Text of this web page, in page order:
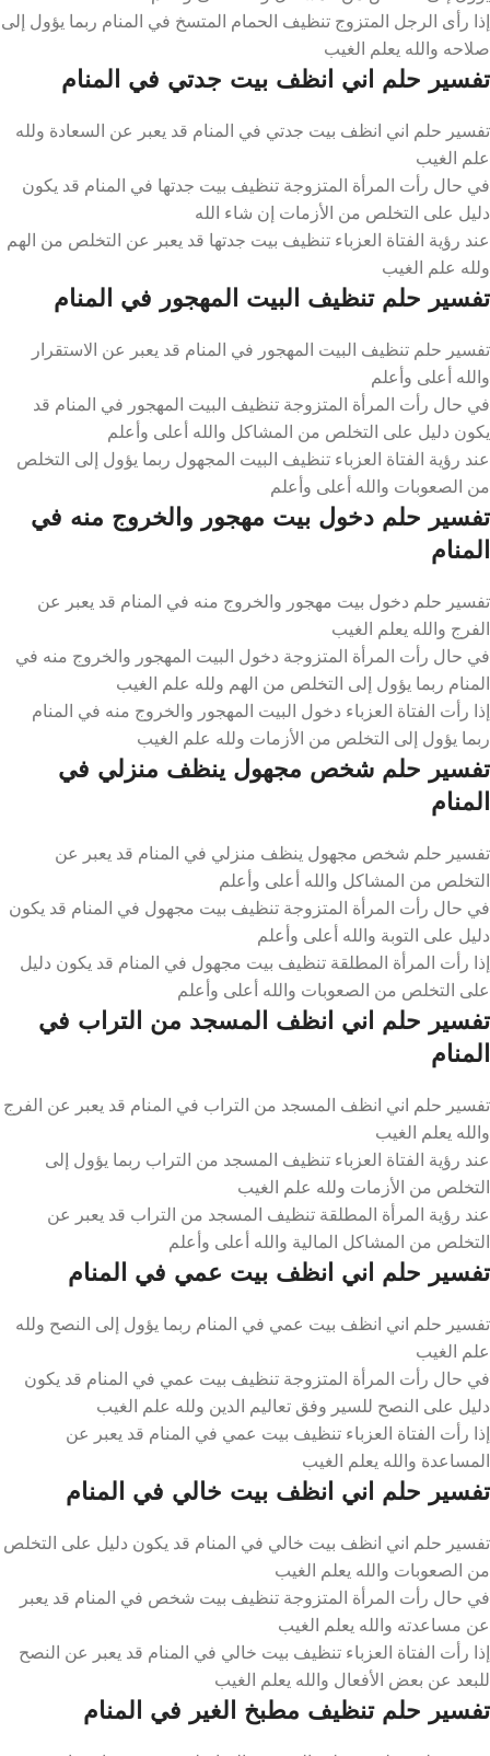
إذا رأى الرجل المتزوج تنظيف الحمام المتسخ في المنام ربما يؤول إلى
صلاحه والله يعلم الغيب
تفسير حلم اني انظف بيت جدتي في المنام
تفسير حلم اني انظف بيت جدتي في المنام قد يعبر عن السعادة ولله
علم الغيب
في حال رأت المرأة المتزوجة تنظيف بيت جدتها في المنام قد يكون
دليل على التخلص من الأزمات إن شاء الله
عند رؤية الفتاة العزباء تنظيف بيت جدتها قد يعبر عن التخلص من الهم
ولله علم الغيب
تفسير حلم تنظيف البيت المهجور في المنام
تفسير حلم تنظيف البيت المهجور في المنام قد يعبر عن الاستقرار
والله أعلى وأعلم
في حال رأت المرأة المتزوجة تنظيف البيت المهجور في المنام قد
يكون دليل على التخلص من المشاكل والله أعلى وأعلم
عند رؤية الفتاة العزباء تنظيف البيت المجهول ربما يؤول إلى التخلص
من الصعوبات والله أعلى وأعلم
تفسير حلم دخول بيت مهجور والخروج منه في
المنام
تفسير حلم دخول بيت مهجور والخروج منه في المنام قد يعبر عن
الفرج والله يعلم الغيب
في حال رأت المرأة المتزوجة دخول البيت المهجور والخروج منه في
المنام ربما يؤول إلى التخلص من الهم ولله علم الغيب
إذا رأت الفتاة العزباء دخول البيت المهجور والخروج منه في المنام
ربما يؤول إلى التخلص من الأزمات ولله علم الغيب
تفسير حلم شخص مجهول ينظف منزلي في
المنام
تفسير حلم شخص مجهول ينظف منزلي في المنام قد يعبر عن
التخلص من المشاكل والله أعلى وأعلم
في حال رأت المرأة المتزوجة تنظيف بيت مجهول في المنام قد يكون
دليل على التوبة والله أعلى وأعلم
إذا رأت المرأة المطلقة تنظيف بيت مجهول في المنام قد يكون دليل
على التخلص من الصعوبات والله أعلى وأعلم
تفسير حلم اني انظف المسجد من التراب في
المنام
تفسير حلم اني انظف المسجد من التراب في المنام قد يعبر عن الفرج
والله يعلم الغيب
عند رؤية الفتاة العزباء تنظيف المسجد من التراب ربما يؤول إلى
التخلص من الأزمات ولله علم الغيب
عند رؤية المرأة المطلقة تنظيف المسجد من التراب قد يعبر عن
التخلص من المشاكل المالية والله أعلى وأعلم
تفسير حلم اني انظف بيت عمي في المنام
تفسير حلم اني انظف بيت عمي في المنام ربما يؤول إلى النصح ولله
علم الغيب
في حال رأت المرأة المتزوجة تنظيف بيت عمي في المنام قد يكون
دليل على النصح للسير وفق تعاليم الدين ولله علم الغيب
إذا رأت الفتاة العزباء تنظيف بيت عمي في المنام قد يعبر عن
المساعدة والله يعلم الغيب
تفسير حلم اني انظف بيت خالي في المنام
تفسير حلم اني انظف بيت خالي في المنام قد يكون دليل على التخلص
من الصعوبات والله يعلم الغيب
في حال رأت المرأة المتزوجة تنظيف بيت شخص في المنام قد يعبر
عن مساعدته والله يعلم الغيب
إذا رأت الفتاة العزباء تنظيف بيت خالي في المنام قد يعبر عن النصح
للبعد عن بعض الأفعال والله يعلم الغيب
تفسير حلم تنظيف مطبخ الغير في المنام